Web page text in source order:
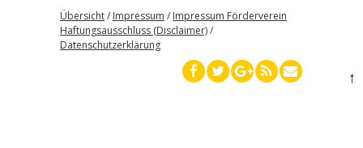
Übersicht/ Impressum / Impressum Förderverein
Haftungsausschluss (Disclaimer)/
Datenschutzerklärung
↑